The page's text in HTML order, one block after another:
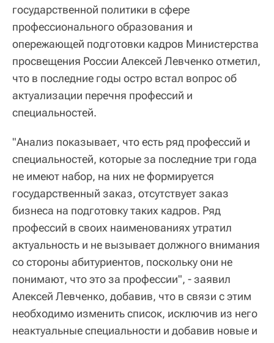
государственной политики в сфере
профессионального образования и
опережающей подготовки кадров Министерства
просвещения России Алексей Левченко отметил,
что в последние годы остро встал вопрос об
актуализации перечня профессий и
специальностей.
"Анализ показывает, что есть ряд профессий и
специальностей, которые за последние три года
не имеют набор, на них не формируется
государственный заказ, отсутствует заказ
бизнеса на подготовку таких кадров. Ряд
профессий в своих наименованиях утратил
актуальность и не вызывает должного внимания
со стороны абитуриентов, поскольку они не
понимают, что это за профессии", - заявил
Алексей Левченко, добавив, что в связи с этим
необходимо изменить список, исключив из него
неактуальные специальности и добавив новые и